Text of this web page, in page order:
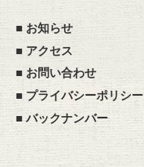
■ お知らせ
■ アクセス
■ お問い合わせ
■プライバシーポリシー
■バックナンバー